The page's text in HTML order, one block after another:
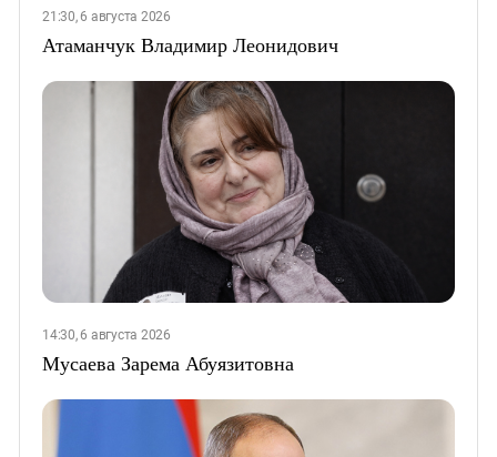
21:30, 6 августа 2026
Атаманчук Владимир Леонидович
14:30, 6 августа 2026
Мусаева Зарема Абуязитовна